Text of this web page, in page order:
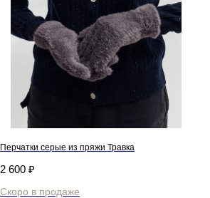
Перчатки серые из пряжи Травка
2 600 ₽